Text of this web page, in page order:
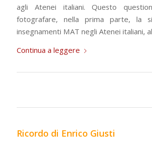
agli Atenei italiani. Questo
fotografare, nella prima parte, la
insegnamenti MAT negli Atenei italiani,
Continua a leggere
Ricordo di Enrico Giusti